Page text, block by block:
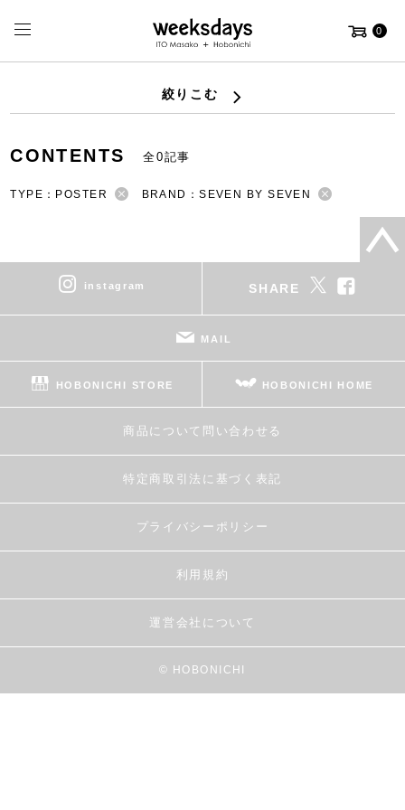
0
絞りこむ
CONTENTS 全0記事
TYPE：POSTER BRAND：SEVEN BY SEVEN
instagram SHARE
MAIL
HOBONICHI STORE HOBONICHI HOME
商品について問い合わせる
特定商取引法に基づく表記
プライバシーポリシー
利用規約
運営会社について
© HOBONICHI